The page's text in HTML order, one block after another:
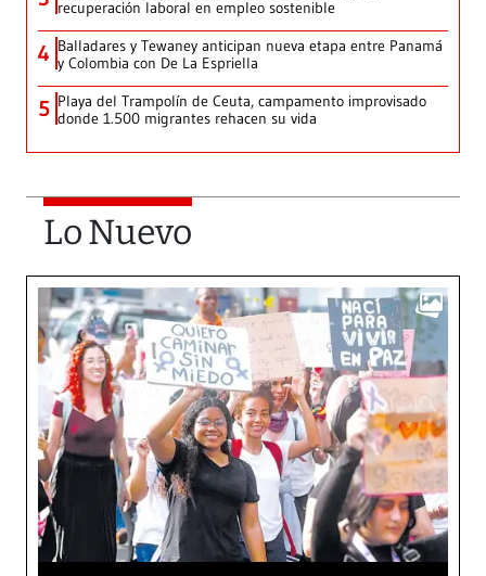
recuperación laboral en empleo sostenible
4 Balladares y Tewaney anticipan nueva etapa entre Panamá
y Colombia con De La Espriella
5 Playa del Trampolín de Ceuta, campamento improvisado
donde 1.500 migrantes rehacen su vida
Lo Nuevo